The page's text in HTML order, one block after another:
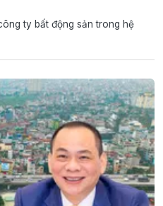
ty bất động sản trong hệ